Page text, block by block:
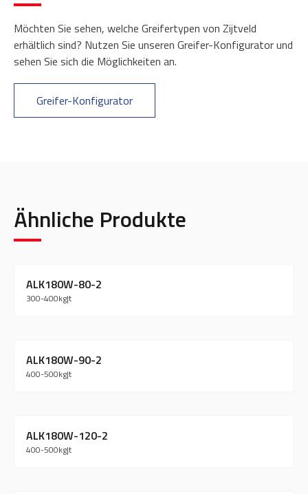
Möchten Sie sehen, welche Greifertypen von Zijtveld
erhältlich sind? Nutzen Sie unseren Greifer-Konfigurator und
sehen Sie sich die Möglichkeiten an.
Greifer-Konfigurator
Ähnliche Produkte
ALK180W-80-2
300-400kg|t
ALK180W-90-2
400-500kg|t
ALK180W-120-2
400-500kg|t